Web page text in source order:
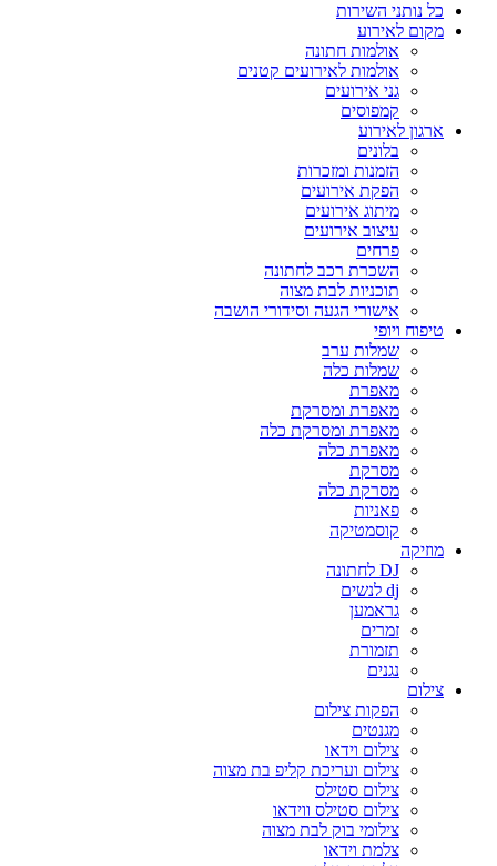
כל נותני השירות
מקום לאירוע
אולמות חתונה
אולמות לאירועים קטנים
גני אירועים
קמפוסים
ארגון לאירוע
בלונים
הזמנות ומזכרות
הפקת אירועים
מיתוג אירועים
עיצוב אירועים
פרחים
השכרת רכב לחתונה
תוכניות לבת מצוה
אישורי הגעה וסידורי הושבה
טיפוח ויופי
שמלות ערב
שמלות כלה
מאפרת
מאפרת ומסרקת
מאפרת ומסרקת כלה
מאפרת כלה
מסרקת
מסרקת כלה
פאניות
קוסמטיקה
מוזיקה
DJ לחתונה
dj לנשים
גראמען
זמרים
תזמורת
נגנים
צילום
הפקות צילום
מגנטים
צילום וידאו
צילום ועריכת קליפ בת מצוה
צילום סטילס
צילום סטילס ווידאו
צילומי בוק לבת מצוה
צלמת וידאו